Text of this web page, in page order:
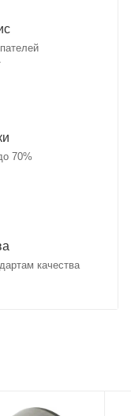
70%
качества